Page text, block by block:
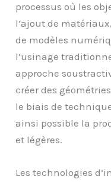
processus où les
l’ajout de
de modèles
l’usinage
approche
créer des
le biais de
ainsi possible la
et légères.
Les technologies